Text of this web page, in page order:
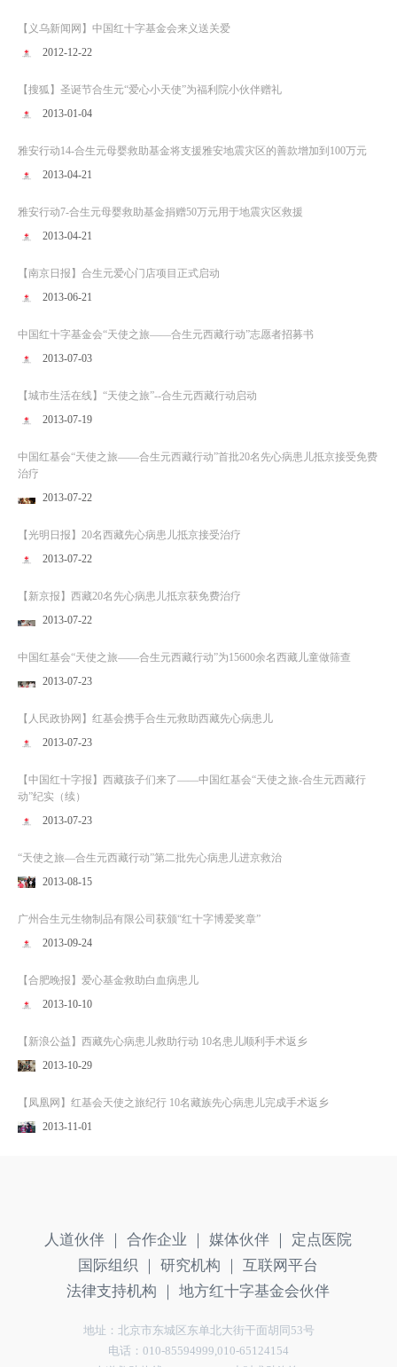
【义乌新闻网】中国红十字基金会来义送关爱
2012-12-22
【搜狐】圣诞节合生元“爱心小天使”为福利院小伙伴赠礼
2013-01-04
雅安行动14-合生元母婴救助基金将支援雅安地震灾区的善款增加到100万元
2013-04-21
雅安行动7-合生元母婴救助基金捐赠50万元用于地震灾区救援
2013-04-21
【南京日报】合生元爱心门店项目正式启动
2013-06-21
中国红十字基金会“天使之旅——合生元西藏行动”志愿者招募书
2013-07-03
【城市生活在线】“天使之旅”--合生元西藏行动启动
2013-07-19
中国红基会“天使之旅——合生元西藏行动”首批20名先心病患儿抵京接受免费
治疗
2013-07-22
【光明日报】20名西藏先心病患儿抵京接受治疗
2013-07-22
【新京报】西藏20名先心病患儿抵京获免费治疗
2013-07-22
中国红基会“天使之旅——合生元西藏行动”为15600余名西藏儿童做筛查
2013-07-23
【人民政协网】红基会携手合生元救助西藏先心病患儿
2013-07-23
【中国红十字报】西藏孩子们来了——中国红基会“天使之旅-合生元西藏行
动”纪实（续）
2013-07-23
“天使之旅—合生元西藏行动”第二批先心病患儿进京救治
2013-08-15
广州合生元生物制品有限公司获颁“红十字博爱奖章”
2013-09-24
【合肥晚报】爱心基金救助白血病患儿
2013-10-10
【新浪公益】西藏先心病患儿救助行动 10名患儿顺利手术返乡
2013-10-29
【凤凰网】红基会天使之旅纪行 10名藏族先心病患儿完成手术返乡
2013-11-01
人道伙伴 ｜ 合作企业 ｜ 媒体伙伴 ｜
定点医院
国际组织 ｜
研究机构 ｜
互联网平台
法律支持机构 ｜
地方红十字基金会伙伴
地址：北京市东城区东单北大街干面胡同53号
电话：010-85594999,010-65124154